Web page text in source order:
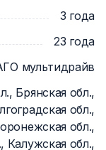
3 года
23 года
мультидрайв
Брянская обл.,
обл.,
обл.,
Калужская обл.,